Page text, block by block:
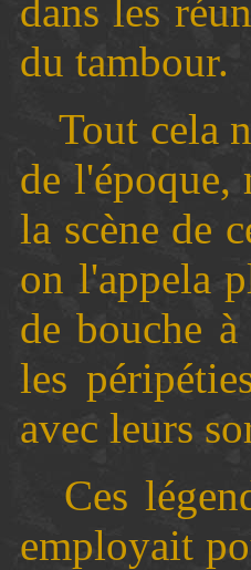
dans les
du tambour.
Tout cela
de l'époque,
la scène de
on l'appela
de bouche
les
avec leurs
Ces
employait